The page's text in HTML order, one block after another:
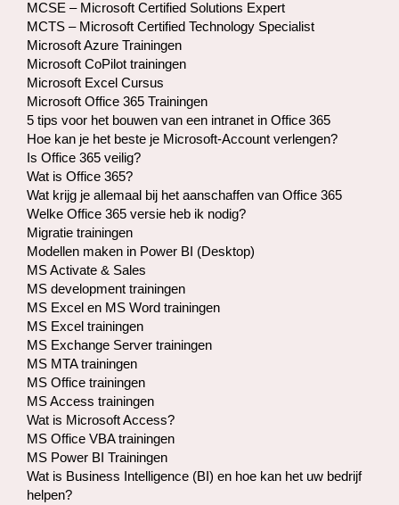
MCSE – Microsoft Certified Solutions Expert
MCTS – Microsoft Certified Technology Specialist
Microsoft Azure Trainingen
Microsoft CoPilot trainingen
Microsoft Excel Cursus
Microsoft Office 365 Trainingen
5 tips voor het bouwen van een intranet in Office 365
Hoe kan je het beste je Microsoft-Account verlengen?
Is Office 365 veilig?
Wat is Office 365?
Wat krijg je allemaal bij het aanschaffen van Office 365
Welke Office 365 versie heb ik nodig?
Migratie trainingen
Modellen maken in Power BI (Desktop)
MS Activate & Sales
MS development trainingen
MS Excel en MS Word trainingen
MS Excel trainingen
MS Exchange Server trainingen
MS MTA trainingen
MS Office trainingen
MS Access trainingen
Wat is Microsoft Access?
MS Office VBA trainingen
MS Power BI Trainingen
Wat is Business Intelligence (BI) en hoe kan het uw bedrijf
helpen?